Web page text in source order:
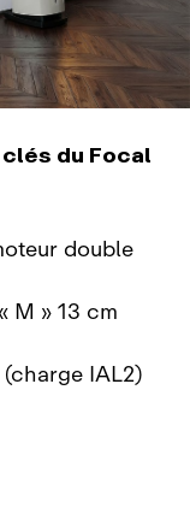
du Focal
double
M » 13 cm
IAL2)